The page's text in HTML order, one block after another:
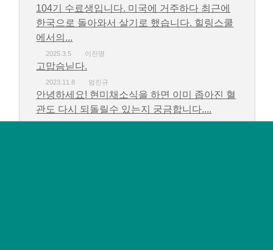
104기 수료생입니다. 미국에 거주하다 최근에
한국으로 돌아와서 살기로 했습니다. 힐링스쿨
에서의...
2025.3.5 이진명
고맙슴닏다.
2023.11.8 엄진규
안녕하세요! 현미채소식을 하면 이미 좁아진 혈
관도 다시 되돌릴수 있는지 궁금합니다....